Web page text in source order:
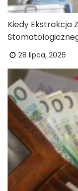
Kiedy Ekstrakcja
28 lipca, 2026